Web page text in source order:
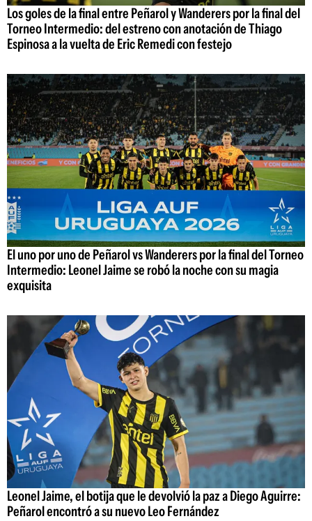
Los goles de la final entre Peñarol y Wanderers por la final del
Torneo Intermedio: del estreno con anotación de Thiago
Espinosa a la vuelta de Eric Remedi con festejo
El uno por uno de Peñarol vs Wanderers por la final del Torneo
Intermedio: Leonel Jaime se robó la noche con su magia
exquisita
Leonel Jaime, el botija que le devolvió la paz a Diego Aguirre:
Peñarol encontró a su nuevo Leo Fernández